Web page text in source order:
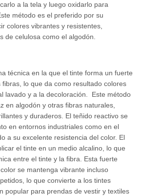
a la tela y luego oxidarlo para
método es el preferido por su
colores vibrantes y resistentes,
de celulosa como el algodón.
técnica en la que el tinte forma un fuerte
lo que da como resultado colores
lavado y a la decoloración. Este método
en algodón y otras fibras naturales,
y duraderos. El teñido reactivo se
en entornos industriales como en el
a su excelente resistencia del color. El
el tinte en un medio alcalino, lo que
entre el tinte y la fibra. Esta fuerte
se mantenga vibrante incluso
lo que convierte a los tintes
popular para prendas de vestir y textiles